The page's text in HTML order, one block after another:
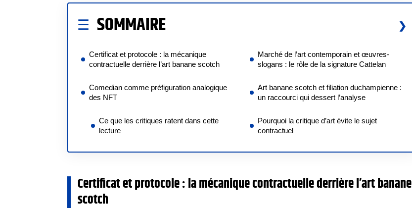
SOMMAIRE
Certificat et protocole : la mécanique
contractuelle derrière l’art banane scotch
Comedian comme préfiguration analogique
des NFT
Ce que les critiques ratent dans cette
lecture
Marché de l’art contemporain et œuvres-
slogans : le rôle de la signature Cattelan
Art banane scotch et filiation duchampienne :
un raccourci qui dessert l’analyse
Pourquoi la critique d’art évite le sujet
contractuel
Certificat et protocole : la mécanique contractuelle derrière l’art banane
scotch